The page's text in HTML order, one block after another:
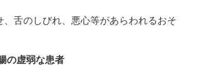
、舌のしびれ、悪心等があらわれるおそ
の虚弱な患者